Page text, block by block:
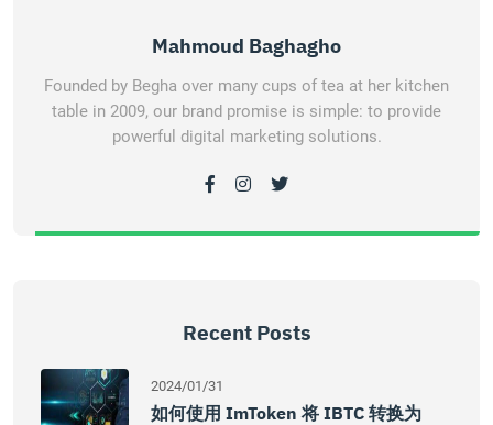
Mahmoud Baghagho
Founded by Begha over many cups of tea at her kitchen
table in 2009, our brand promise is simple: to provide
powerful digital marketing solutions.
Recent Posts
2024/01/31
如何使用 ImToken 将 IBTC 转换为